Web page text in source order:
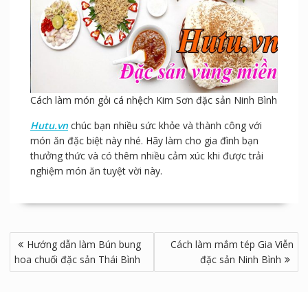
Cách làm món gỏi cá nhệch Kim Sơn đặc sản Ninh Bình
Hutu.vnchúc bạn nhiều sức khỏe và thành công với
món ăn đặc biệt này nhé. Hãy làm cho gia đình bạn
thưởng thức và có thêm nhiều cảm xúc khi được trải
nghiệm món ăn tuyệt vời này.
Điều
hướng
bài
Hướng dẫn làm Bún bung
hoa chuối đặc sản Thái Bình
Cách làm mắm tép Gia Viễn
đặc sản Ninh Bình